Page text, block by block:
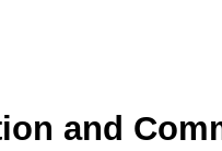
and